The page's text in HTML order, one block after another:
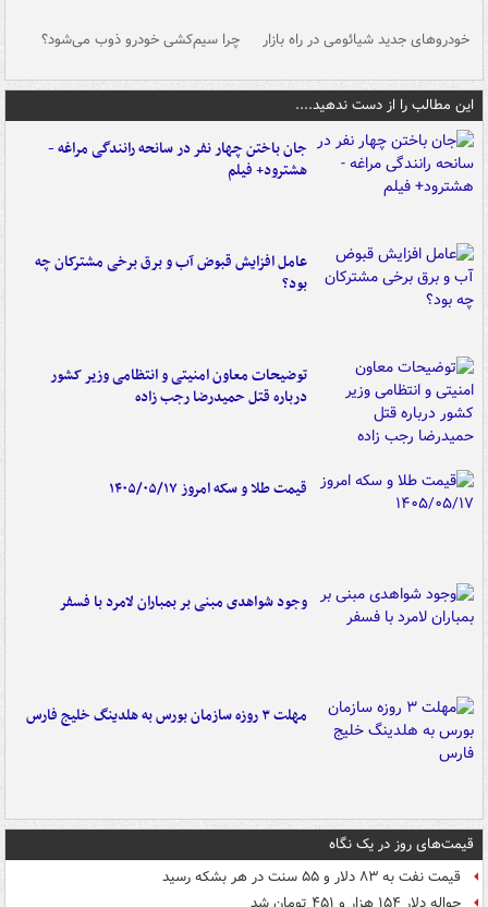
خودروهای جدید شیائومی در راه بازار چرا سیم‌کشی خودرو ذوب می‌شود؟
این مطالب را از دست ندهید....
جان باختن چهار نفر در سانحه رانندگی مراغه -
هشترود+ فیلم
عامل افزایش قبوض آب و برق برخی مشترکان چه
بود؟
توضیحات معاون امنیتی و انتظامی وزیر کشور
درباره قتل حمیدرضا رجب زاده
قیمت طلا و سکه امروز ۱۴۰۵/۰۵/۱۷
وجود شواهدی مبنی بر بمباران لامرد با فسفر
مهلت ۳ روزه سازمان بورس به هلدینگ خلیج فارس
قیمت‌های روز در یک نگاه
قیمت نفت به ۸۳ دلار و ۵۵ سنت در هر بشکه رسید